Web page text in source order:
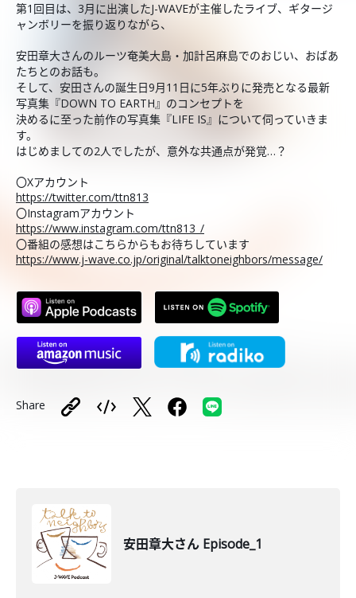
第1回目は、3月に出演したJ-WAVEが主催したライブ、ギタージ
ャンボリーを振り返りながら、
安田章大さんのルーツ奄美大島・加計呂麻島でのおじい、おばあ
たちとのお話も。
そして、安田さんの誕生日9月11日に5年ぶりに発売となる最新
写真集『DOWN TO EARTH』のコンセプトを
決めるに至った前作の写真集『LIFE IS』について伺っていきま
す。
はじめましての2人でしたが、意外な共通点が発覚…？
〇Xアカウント
https://twitter.com/ttn813
〇Instagramアカウント
https://www.instagram.com/ttn813_/
〇番組の感想はこちらからもお待ちしています
https://www.j-wave.co.jp/original/talktoneighbors/message/
Share
安田章大さん Episode_1